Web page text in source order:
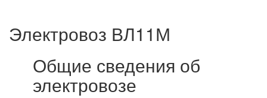
Электровоз ВЛ11М
Общие сведения об
электровозе